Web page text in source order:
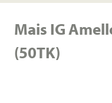
Mais IG
(50TK)